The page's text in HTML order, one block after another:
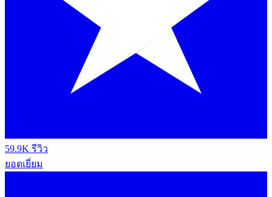
59.9K รีวิว
ยอดเยี่ยม